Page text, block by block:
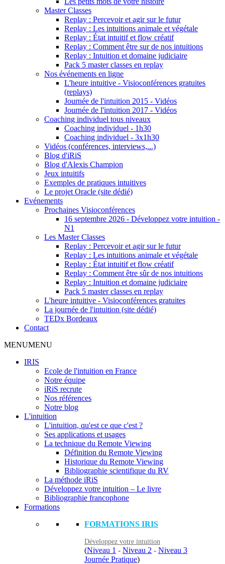
Master Classes
Replay : Percevoir et agir sur le futur
Replay : Les intuitions animale et végétale
Replay : État intuitif et flow créatif
Replay : Comment être sur de nos intuitions
Replay : Intuition et domaine judiciaire
Pack 5 master classes en replay
Nos événements en ligne
L'heure intuitive - Visioconférences gratuites
(replays)
Journée de l'intuition 2015 - Vidéos
Journée de l'intuition 2017 - Vidéos
Coaching individuel tous niveaux
Coaching individuel - 1h30
Coaching individuel - 3x1h30
Vidéos (conférences, interviews,...)
Blog d'iRiS
Blog d'Alexis Champion
Jeux intuitifs
Exemples de pratiques intuitives
Le projet Oracle (site dédié)
Evénements
Prochaines Visioconférences
16 septembre 2026 - Développez votre intuition -
N1
Les Master Classes
Replay : Percevoir et agir sur le futur
Replay : Les intuitions animale et végétale
Replay : État intuitif et flow créatif
Replay : Comment être sûr de nos intuitions
Replay : Intuition et domaine judiciaire
Pack 5 master classes en replay
L'heure intuitive - Visioconférences gratuites
La journée de l'intuition (site dédié)
TEDx Bordeaux
Contact
MENUMENU
IRIS
Ecole de l'intuition en France
Notre équipe
iRiS recrute
Nos références
Notre blog
L'intuition
L'intuition, qu'est ce que c'est ?
Ses applications et usages
La technique du Remote Viewing
Définition du Remote Viewing
Historique du Remote Viewing
Bibliographie scientifique du RV
La méthode iRiS
Développez votre intuition – Le livre
Bibliographie francophone
Formations
FORMATIONS IRIS
Développez votre intuition
(Niveau 1 - Niveau 2 - Niveau 3
Journée Pratique)